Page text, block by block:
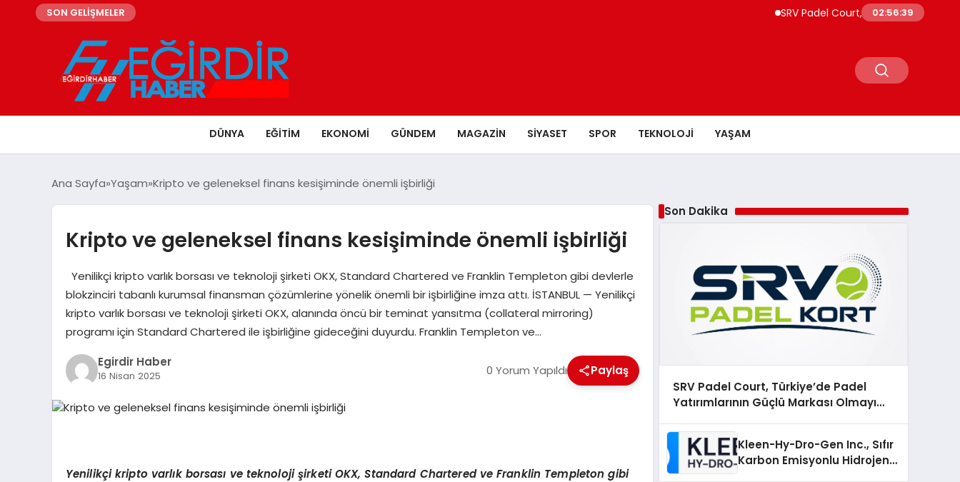
SON GELİŞMELER SRV Padel Court, Türkiye’de Padel
02:56:40
DÜNYA EĞITIM EKONOMI GÜNDEM MAGAZIN SIYASET SPOR TEKNOLOJI YAŞAM
Ana Sayfa Yaşam Kripto ve geleneksel finans kesişiminde önemli işbirliği
Kripto ve geleneksel finans kesişiminde önemli işbirliği
Yenilikçi kripto varlık borsası ve teknoloji şirketi OKX, Standard Chartered ve Franklin Templeton gibi devlerle
blokzinciri tabanlı kurumsal finansman çözümlerine yönelik önemli bir işbirliğine imza attı. İSTANBUL — Yenilikçi
kripto varlık borsası ve teknoloji şirketi OKX, alanında öncü bir teminat yansıtma (collateral mirroring)
programı için Standard Chartered ile işbirliğine gideceğini duyurdu. Franklin Templeton ve…
Egirdir Haber
16 Nisan 2025 0 Yorum Yapıldı Paylaş
Yenilikçi kripto varlık borsası ve teknoloji şirketi OKX, Standard Chartered ve Franklin Templeton gibi
Son Dakika
SRV Padel Court, Türkiye’de Padel
Yatırımlarının Güçlü Markası Olmayı
Kleen-Hy-Dro-Gen Inc., Sıfır
Karbon Emisyonlu Hidrojen